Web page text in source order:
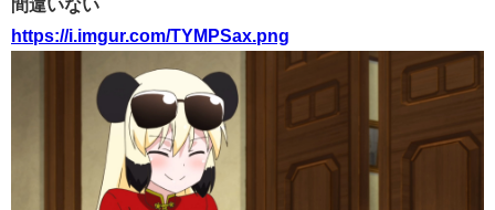
間違いない
https://i.imgur.com/TYMPSax.png